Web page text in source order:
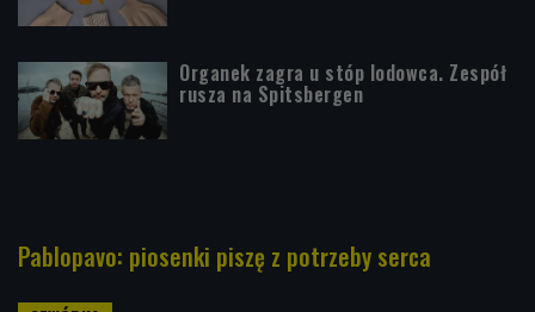
Organek zagra u stóp lodowca. Zespół
rusza na Spitsbergen
Pablopavo: piosenki piszę z potrzeby serca